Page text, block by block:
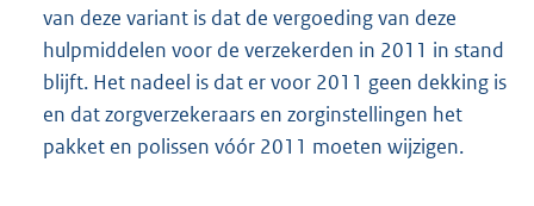
van deze variant is dat de vergoeding van deze
hulpmiddelen voor de verzekerden in 2011 in stand
blijft. Het nadeel is dat er voor 2011 geen dekking is
en dat zorgverzekeraars en zorginstellingen het
pakket en polissen vóór 2011 moeten wijzigen.